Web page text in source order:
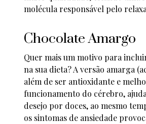
molécula responsável pelo
Chocolate Amargo
Quer mais um motivo para
na sua dieta? A versão amarga
além de ser antioxidante e
funcionamento do cérebro,
desejo por doces, ao mesmo
os sintomas de ansiedade